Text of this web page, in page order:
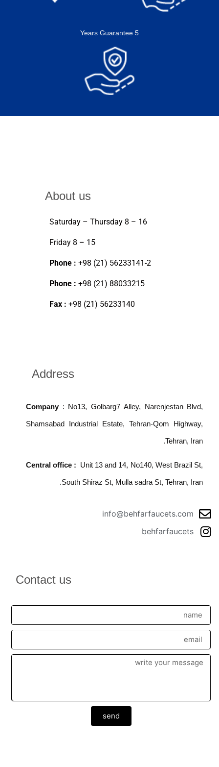
5 Years Guarantee
About us
Saturday – Thursday 8 – 16
Friday 8 – 15
Phone : +98 (21) 56233141-2
Phone : +98 (21) 88033215
Fax : +98 (21) 56233140
Address
Company : No13, Golbarg7 Alley, Narenjestan Blvd,
Shamsabad Industrial Estate, Tehran-Qom Highway,
Tehran, Iran.
Central office : Unit 13 and 14, No140, West Brazil St,
South Shiraz St, Mulla sadra St, Tehran, Iran.
info@behfarfaucets.com
behfarfaucets
Contact us
send